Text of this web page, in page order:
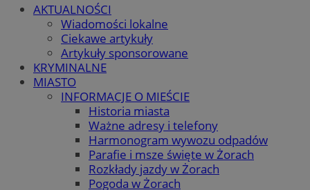
AKTUALNOŚCI
Wiadomości lokalne
Ciekawe artykuły
Artykuły sponsorowane
KRYMINALNE
MIASTO
INFORMACJE O MIEŚCIE
Historia miasta
Ważne adresy i telefony
Harmonogram wywozu odpadów
Parafie i msze święte w Żorach
Rozkłady jazdy w Żorach
Pogoda w Żorach